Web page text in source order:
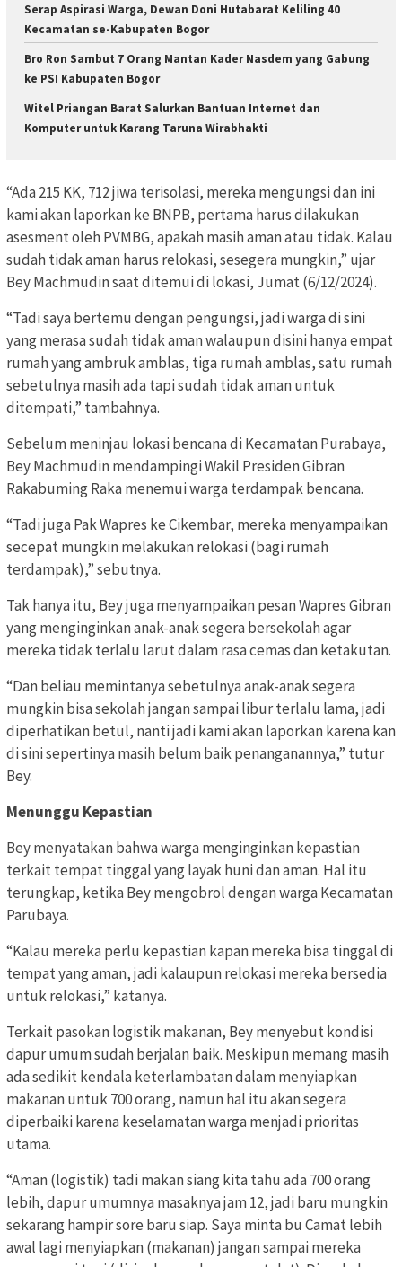
Serap Aspirasi Warga, Dewan Doni Hutabarat Keliling 40
Kecamatan se-Kabupaten Bogor
Bro Ron Sambut 7 Orang Mantan Kader Nasdem yang Gabung
ke PSI Kabupaten Bogor
Witel Priangan Barat Salurkan Bantuan Internet dan
Komputer untuk Karang Taruna Wirabhakti
“Ada 215 KK, 712 jiwa terisolasi, mereka mengungsi dan ini
kami akan laporkan ke BNPB, pertama harus dilakukan
asesment oleh PVMBG, apakah masih aman atau tidak. Kalau
sudah tidak aman harus relokasi, sesegera mungkin,” ujar
Bey Machmudin saat ditemui di lokasi, Jumat (6/12/2024).
“Tadi saya bertemu dengan pengungsi, jadi warga di sini
yang merasa sudah tidak aman walaupun disini hanya empat
rumah yang ambruk amblas, tiga rumah amblas, satu rumah
sebetulnya masih ada tapi sudah tidak aman untuk
ditempati,” tambahnya.
Sebelum meninjau lokasi bencana di Kecamatan Purabaya,
Bey Machmudin mendampingi Wakil Presiden Gibran
Rakabuming Raka menemui warga terdampak bencana.
“Tadi juga Pak Wapres ke Cikembar, mereka menyampaikan
secepat mungkin melakukan relokasi (bagi rumah
terdampak),” sebutnya.
Tak hanya itu, Bey juga menyampaikan pesan Wapres Gibran
yang menginginkan anak-anak segera bersekolah agar
mereka tidak terlalu larut dalam rasa cemas dan ketakutan.
“Dan beliau memintanya sebetulnya anak-anak segera
mungkin bisa sekolah jangan sampai libur terlalu lama, jadi
diperhatikan betul, nanti jadi kami akan laporkan karena kan
di sini sepertinya masih belum baik penanganannya,” tutur
Bey.
Menunggu Kepastian
Bey menyatakan bahwa warga menginginkan kepastian
terkait tempat tinggal yang layak huni dan aman. Hal itu
terungkap, ketika Bey mengobrol dengan warga Kecamatan
Parubaya.
“Kalau mereka perlu kepastian kapan mereka bisa tinggal di
tempat yang aman, jadi kalaupun relokasi mereka bersedia
untuk relokasi,” katanya.
Terkait pasokan logistik makanan, Bey menyebut kondisi
dapur umum sudah berjalan baik. Meskipun memang masih
ada sedikit kendala keterlambatan dalam menyiapkan
makanan untuk 700 orang, namun hal itu akan segera
diperbaiki karena keselamatan warga menjadi prioritas
utama.
“Aman (logistik) tadi makan siang kita tahu ada 700 orang
lebih, dapur umumnya masaknya jam 12, jadi baru mungkin
sekarang hampir sore baru siap. Saya minta bu Camat lebih
awal lagi menyiapkan (makanan) jangan sampai mereka